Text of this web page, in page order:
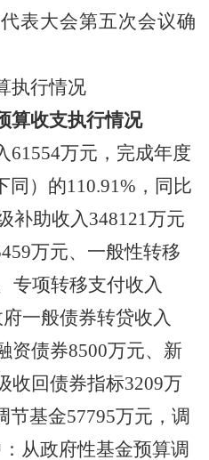
表大会第五次会议确
执行情况
算收支执行情况
61554万元，完成年度
） 的110.91% ，同比
补助收入348121万元
万元、一般性转移
专项转移支付收入
一般债券转贷收入
资债券8500万元、新
收回债券指标3209万
节基金57795万元 ，调
从政府性基金预算调